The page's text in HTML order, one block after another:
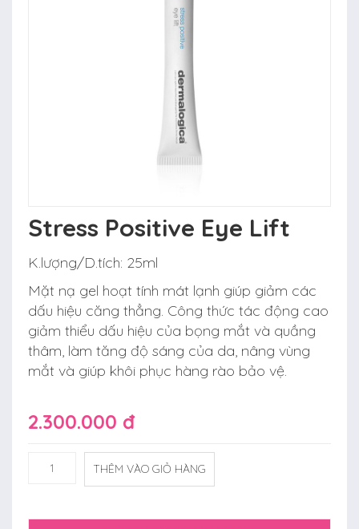
Stress Positive Eye Lift
K.lượng/D.tích: 25ml
Mặt nạ gel hoạt tính mát lạnh giúp giảm các
dấu hiệu căng thẳng. Công thức tác động cao
giảm thiểu dấu hiệu của bọng mắt và quầng
thâm, làm tăng độ sáng của da, nâng vùng
mắt và giúp khôi phục hàng rào bảo vệ.
2.300.000 đ
THÊM VÀO GIỎ HÀNG